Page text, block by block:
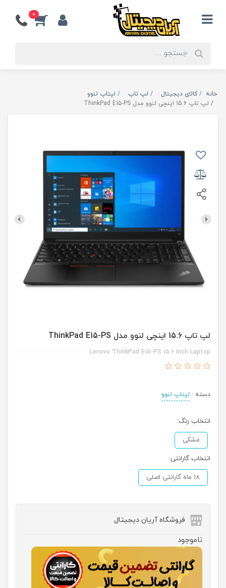
0
خانه کالای دیجیتال لپ تاپ
لپتاپ لنوو
لپ تاپ 15.6 اینچی لنوو مدل ThinkPad E15-PS
لپ تاپ 15.6 اینچی لنوو مدل ThinkPad E15-PS
Lenovo ThinkPad E15-PS 15.6 Inch Laptop
دسته : لپتاپ لنوو
انتخاب رنگ:
مشکی
انتخاب گارانتی:
18 ماه گارانتی اصلی
فروشگاه آریان دیجیتال
ناموجود